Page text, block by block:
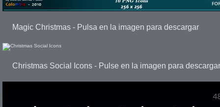
Magic Christmas - Pulsa en la imagen para descargar
Christmas Social Icons - Pulse en la imagen para descargar